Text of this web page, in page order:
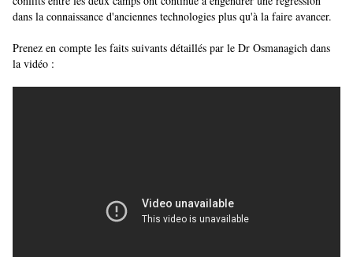
dans la connaissance d'anciennes technologies plus qu'à la faire avancer.
Prenez en compte les faits suivants détaillés par le Dr Osmanagich dans
la vidéo :